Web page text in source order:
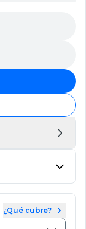
¿Qué cubre?